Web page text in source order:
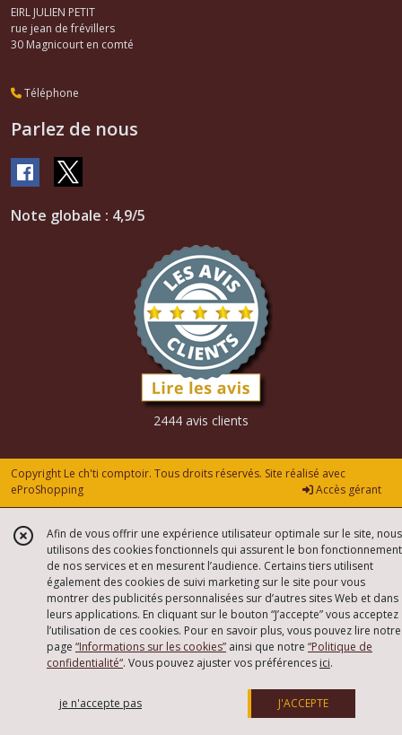
EIRL JULIEN PETIT
rue jean de frévillers
30 Magnicourt en comté
Téléphone
Parlez de nous
Note globale : 4,9/5
2444 avis clients
Copyright Le ch'ti comptoir. Tous droits réservés. Site réalisé avec
eProShopping
Accès gérant
Afin de vous offrir une expérience utilisateur optimale sur le site, nous
utilisons des cookies fonctionnels qui assurent le bon fonctionnement
de nos services et en mesurent l’audience. Certains tiers utilisent
également des cookies de suivi marketing sur le site pour vous
montrer des publicités personnalisées sur d’autres sites Web et dans
leurs applications. En cliquant sur le bouton “J’accepte” vous acceptez
l’utilisation de ces cookies. Pour en savoir plus, vous pouvez lire notre
page “Informations sur les cookies” ainsi que notre “Politique de
confidentialité“. Vous pouvez ajuster vos préférences ici.
je n'accepte pas J'ACCEPTE